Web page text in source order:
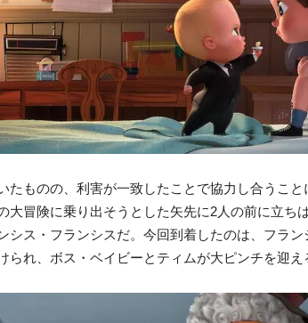
たものの、利害が一致したことで協力し合うこと
大冒険に乗り出そうとした矢先に2人の前に立ち
シス・フランシスだ。今回到着したのは、フラ
られ、ボス・ベイビーとティムが大ピンチを迎え